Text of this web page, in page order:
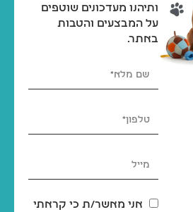
ותיהנו מעדכונים שוטפים
על המבצעים והטבות
באתר.
אני מאשר/ת כי קראתי